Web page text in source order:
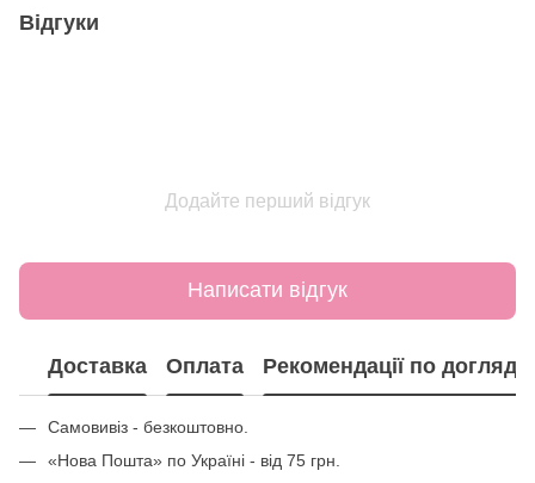
Відгуки
Додайте перший відгук
Написати відгук
Доставка Оплата Рекомендації по догляду
Самовивіз - безкоштовно.
«Нова Пошта» по Україні - від 75 грн.